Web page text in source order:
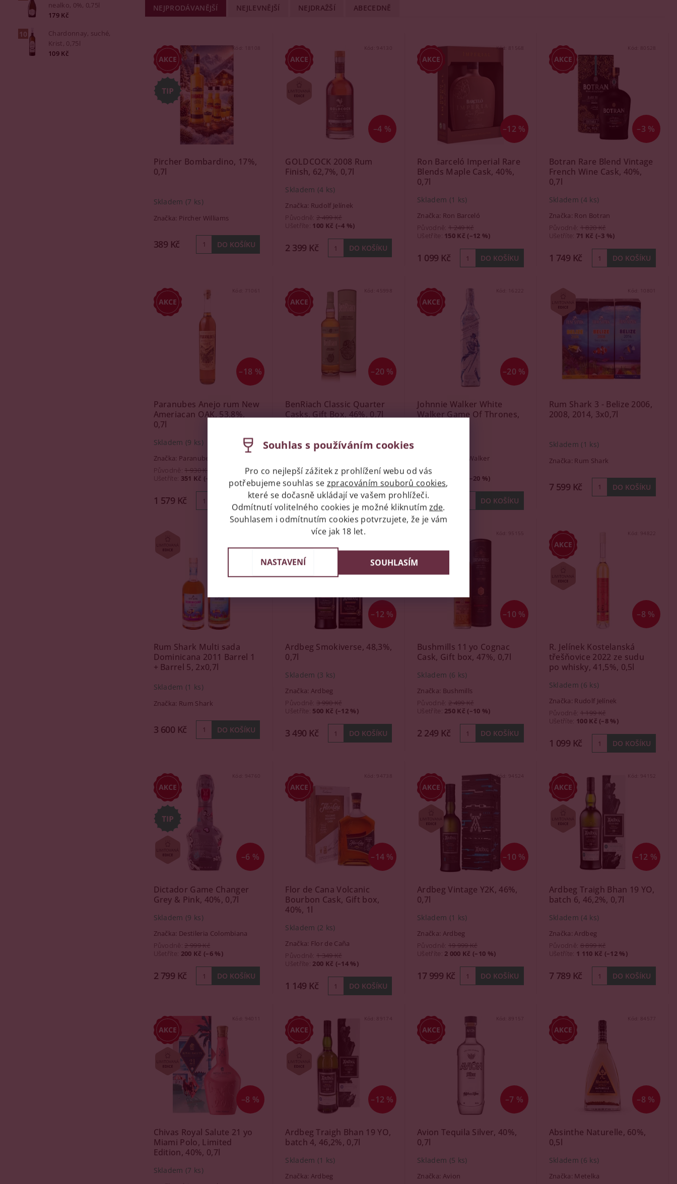
nealko, 0%, 0,75l
179 Kč
Chardonnay, suché,
Krist, 0,75l
109 Kč
NEJPRODÁVANĚJŠÍ NEJLEVNĚJŠÍ NEJDRAŽŠÍ ABECEDNĚ
Pircher Bombardino, 17%,
0,7l
Skladem (7 ks)
Značka: Pircher Williams
389 Kč
–4 %
Kód: 94130
GOLDCOCK 2008 Rum
Finish, 62,7%, 0,7l
Skladem (4 ks)
Značka: Rudolf Jelínek
Původně:2 499 Kč
Ušetříte: 100 Kč (–4 %)
2 399 Kč
–12 %
Kód: 81568
Ron Barceló Imperial Rare
Blends Maple Cask, 40%,
0,7l
Skladem (1 ks)
Značka: Ron Barceló
Původně: 1 249 Kč
Ušetříte: 150 Kč (–12 %)
1 099 Kč
–3 %
Kód: 80528
Botran Rare Blend Vintage
French Wine Cask, 40%,
0,7l
Skladem (4 ks)
Značka: Ron Botran
Původně: 1 820 Kč
Ušetříte: 71 Kč (–3 %)
1 749 Kč
–18 %
Kód: 71061
Paranubes Anejo rum New
Ameriacan OAK, 53,8%,
0,7l
Skladem (9 ks)
Značka: Paranubes
Původně: 1 930 Kč
Ušetříte: 351 Kč (–18 %)
1 579 Kč
–20 %
Kód: 45998
BenRiach Classic Quarter
Casks, Gift Box, 46%, 0,7l
Značka: The BenRiach
Ušetříte:300 Kč (–20 %)
1 199 Kč
–20 %
Kód: 16222
Johnnie Walker White
Walker Game Of Thrones,
Johnnie Walker
Původně:
Ušetříte
200 Kč (–20 %)
799 Kč
Kód:
Rum Shark 3 - Belize 2006,
2008, 2014, 3x0,7l
Skladem (1 ks)
Značka: Rum Shark
7 599 Kč
Rum Shark Multi sada
Dominicana 2011 Barrel 1
+ Barrel 5, 2x0,7l
Skladem (1 ks)
Značka: Rum Shark
3 600 Kč
–12 %
Kód:
Ardbeg Smokiverse, 48,3%,
0,7l
Skladem (3 ks)
Značka: Ardbeg
Původně:3 990 Kč
Ušetříte: 500 Kč (–12 %)
3 490 Kč
–10 %
Kód: 95155
Bushmills 11 yo Cognac
Cask, Gift box, 47%, 0,7l
Skladem (6 ks)
Značka: Bushmills
Původně: 2 499 Kč
Ušetříte: 250 Kč (–10 %)
2 249 Kč
–8 %
Kód: 94822
R. Jelínek Kostelanská
třešňovice 2022 ze sudu
po whisky, 41,5%, 0,5l
Skladem (6 ks)
Značka: Rudolf Jelínek
Původně: 1 199 Kč
Ušetříte: 100 Kč (–8 %)
1 099 Kč
–6 %
Kód: 94760
Dictador Game Changer
Grey & Pink, 40%, 0,7l
Skladem (9 ks)
Značka: Destileria Colombiana
Původně:2 999 Kč
Ušetříte: 200 Kč (–6 %)
2 799 Kč
–14 %
Kód: 94738
Flor de Cana Volcanic
Bourbon Cask, Gift box,
40%, 1l
Skladem (2 ks)
Značka: Flor de Caña
Původně:1 349 Kč
Ušetříte: 200 Kč (–14 %)
1 149 Kč
–10 %
Kód: 94524
Ardbeg Vintage Y2K, 46%,
0,7l
Skladem (1 ks)
Značka: Ardbeg
Původně: 19 999 Kč
Ušetříte: 2 000 Kč (–10 %)
17 999 Kč
–12 %
Kód: 94152
Ardbeg Traigh Bhan 19 YO,
batch 6, 46,2%, 0,7l
Skladem (4 ks)
Značka:Ardbeg
Původně: 8 899 Kč
Ušetříte: 1 110 Kč (–12 %)
7 789 Kč
–8 %
Kód: 94011
Chivas Royal Salute 21 yo
Miami Polo, Limited
Edition, 40%, 0,7l
Skladem (7 ks)
–12 %
Kód: 89174
Ardbeg Traigh Bhan 19 YO,
batch 4, 46,2%, 0,7l
Skladem (1 ks)
Značka: Ardbeg
–7 %
Kód: 89157
Avion Tequila Silver, 40%,
0,7l
Skladem (5 ks)
Značka: Avion
–8 %
Kód: 84577
Absinthe Naturelle, 60%,
0,5l
Skladem (6 ks)
Značka: Metelka
Souhlas s používáním cookies
Pro co nejlepší zážitek z prohlížení webu od vás
potřebujeme souhlas se zpracováním souborů cookies,
které se dočasně ukládají ve vašem prohlížeči.
Odmítnutí volitelného cookies je možné kliknutímzde.
Souhlasem i odmítnutím cookies potvrzujete, že je vám
více jak 18 let.
NASTAVENÍ SOUHLASÍM